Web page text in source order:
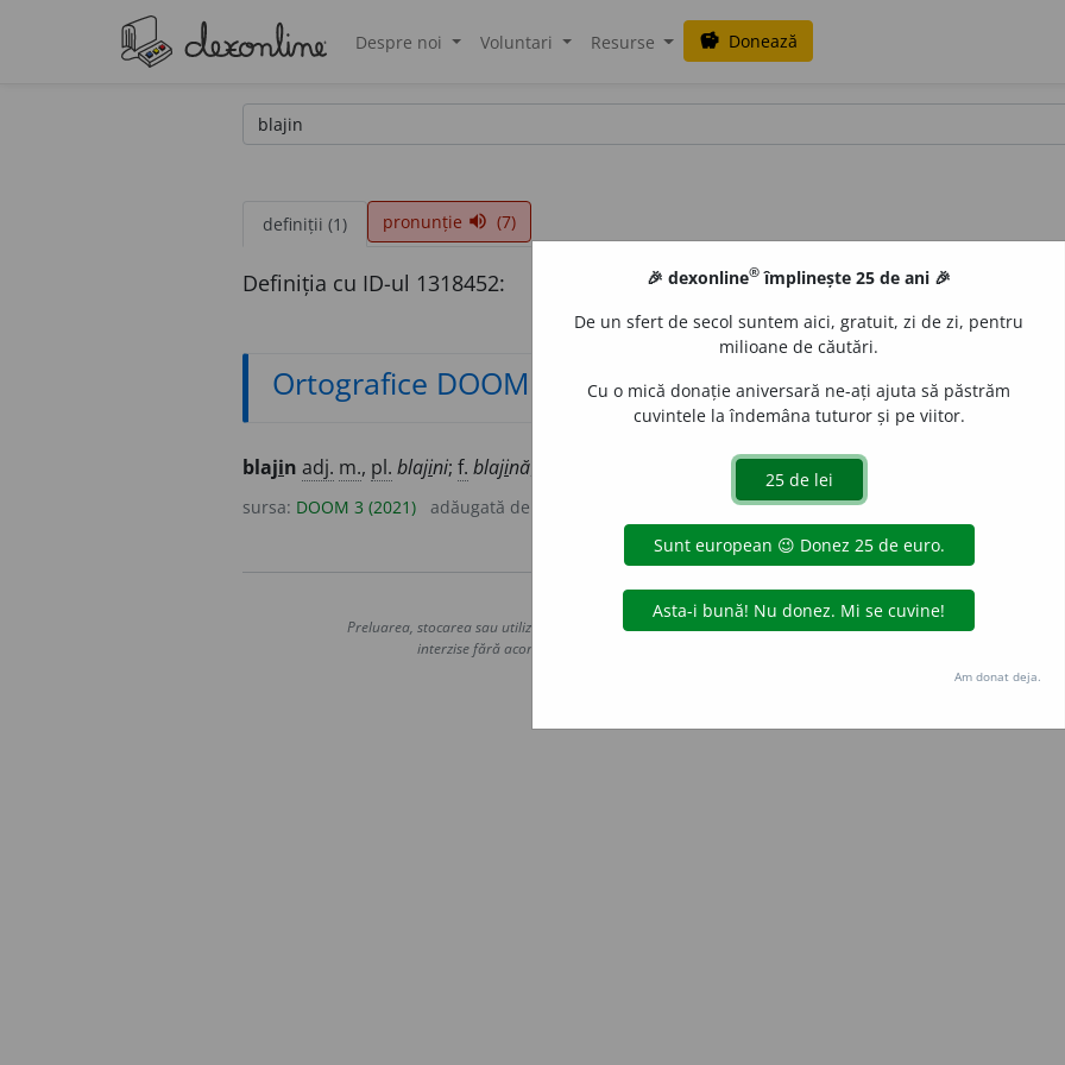
Despre noi Voluntari Resurse savings Donează
definiții (1) pronunție volume_up (7)
Definiția cu ID-ul 1318452:
Ortografice DOOM
blajin adj. m., pl. blajini; f. blajină
sursa: DOOM 3 (2021) adăugată de
Copyright © 2004-2026 dexonline (https://dexonline.ro)
Preluarea, stocarea sau utilizarea datelor de pe acest site, inclusiv prin orice metode de extragere automată
interzise fără acordul nostru prealabil scris, cu excepția seturilor de date oferite oficial spre utilizare
Hosterion
🎉 dexonline® împlinește 25 de ani 🎉
De un sfert de secol suntem aici, gratuit, zi de zi, pentru
milioane de căutări.
Cu o mică donație aniversară ne-ați ajuta să păstrăm
cuvintele la îndemâna tuturor și pe viitor.
Am donat deja.